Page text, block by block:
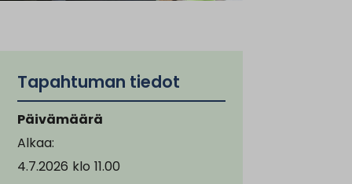
Tapahtuman tiedot
Päivämäärä
Alkaa:
4.7.2026 klo 11.00